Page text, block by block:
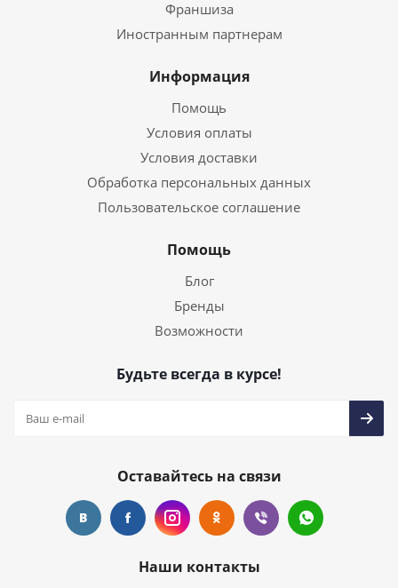
Франшиза
Иностранным партнерам
Информация
Помощь
Условия оплаты
Условия доставки
Обработка персональных данных
Пользовательское соглашение
Помощь
Блог
Бренды
Возможности
Будьте всегда в курсе!
Оставайтесь на связи
Наши контакты